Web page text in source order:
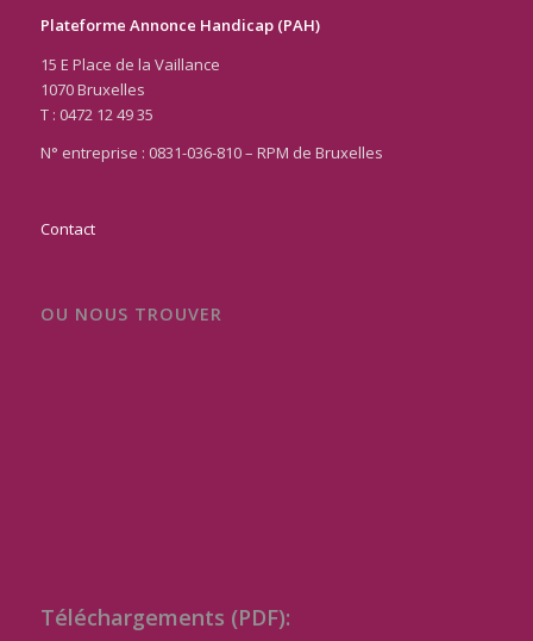
Plateforme Annonce Handicap (PAH)
15 E Place de la Vaillance
1070 Bruxelles
T : 0472 12 49 35
N° entreprise : 0831-036-810 – RPM de Bruxelles
Contact
OU NOUS TROUVER
Téléchargements (PDF):